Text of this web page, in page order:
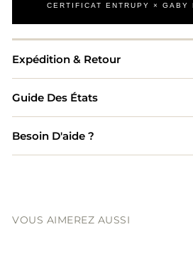
CERTIFICAT ENTRUPY × GABY
Expédition & Retour
Guide Des États
Besoin D'aide ?
VOUS AIMEREZ AUSSI